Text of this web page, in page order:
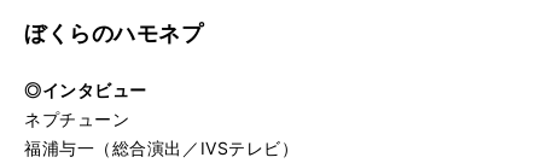
ぼくらのハモネプ
◎インタビュー
ネプチューン
福浦与一（総合演出／IVSテレビ）